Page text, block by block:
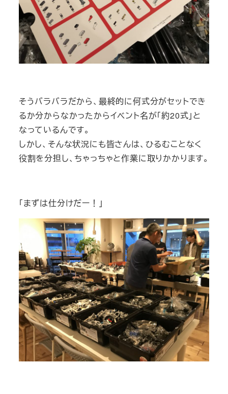
そうバラバラだから、最終的に何式分がセットでき
るか分からなかったからイベント名が「約20式」と
なっているんです。
しかし、そんな状況にも皆さんは、ひるむことなく
役割を分担し、ちゃっちゃと作業に取りかかります。
「まずは仕分けだー！」